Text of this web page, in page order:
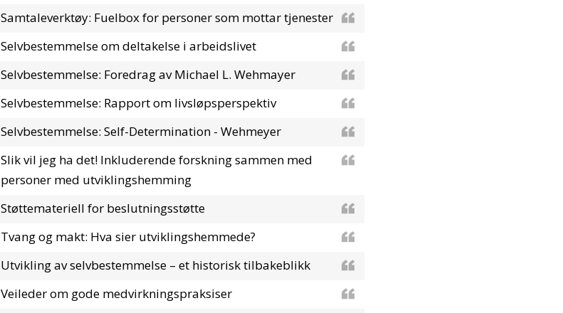
Samtaleverktøy: Fuelbox for personer som mottar tjenester
Selvbestemmelse om deltakelse i arbeidslivet
Selvbestemmelse: Foredrag av Michael L. Wehmayer
Selvbestemmelse: Rapport om livsløpsperspektiv
Selvbestemmelse: Self-Determination - Wehmeyer
Slik vil jeg ha det! Inkluderende forskning sammen med
personer med utviklingshemming
Støttemateriell for beslutningsstøtte
Tvang og makt: Hva sier utviklingshemmede?
Utvikling av selvbestemmelse – et historisk tilbakeblikk
Veileder om gode medvirkningspraksiser